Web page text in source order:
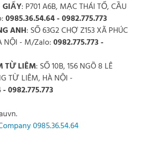
GIẤY: P701 A6B, MẠC THÁI TỔ, CẦU
0985.36.54.64 - 0982.775.773
ANH: SỐ 63G2 CHỢ Z153 XÃ PHÚC
NỘI - M/Zalo:0982.775.773 -
TỪ LIÊM: SỐ 10B, 156 NGÕ 8 LÊ
TỪ LIÊM, HÀ NỘI -
0982.775.773
0985.36.54.64